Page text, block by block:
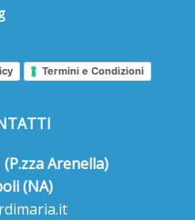
Termini e Condizioni
Arenella)
(NA)